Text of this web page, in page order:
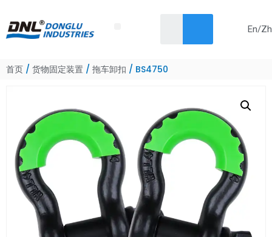
Skip
content
En/Zh
首页 / 货物固定装置 / 拖车卸扣 / BS4750